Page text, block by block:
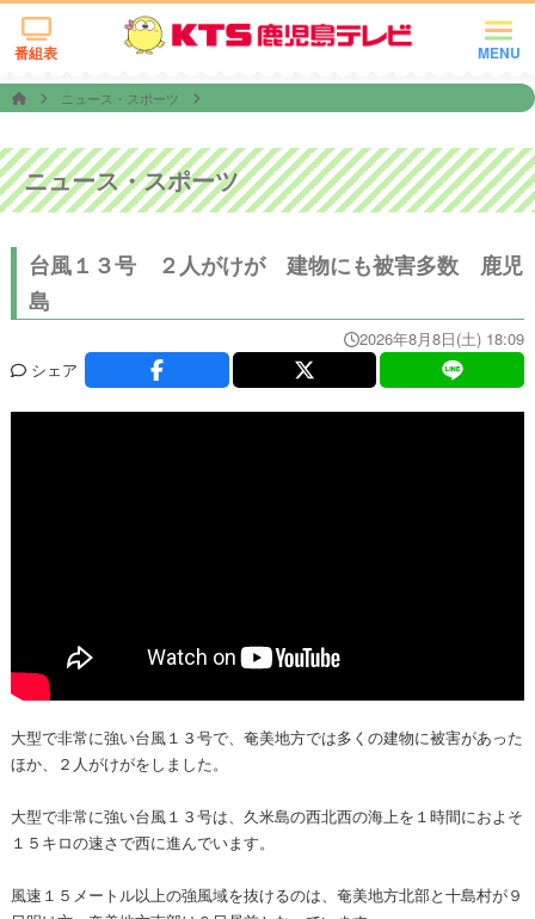
MENU
番組表
ニュース・スポーツ
ニュース・スポーツ
台風１３号 ２人がけが 建物にも被害多数 鹿児
島
2026年8月8日(土) 18:09
シェア
大型で非常に強い台風１３号で、奄美地方では多くの建物に被害があった
ほか、２人がけがをしました。
大型で非常に強い台風１３号は、久米島の西北西の海上を１時間におよそ
１５キロの速さで西に進んでいます。
風速１５メートル以上の強風域を抜けるのは、奄美地方北部と十島村が９